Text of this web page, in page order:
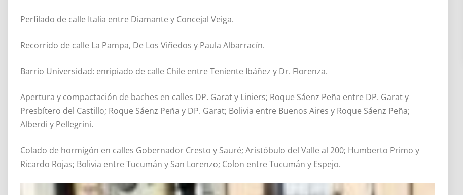
Perfilado de calle Italia entre Diamante y Concejal Veiga.
Recorrido de calle La Pampa, De Los Viñedos y Paula Albarracín.
Barrio Universidad: enripiado de calle Chile entre Teniente Ibáñez y Dr. Florenza.
Apertura y compactación de baches en calles DP. Garat y Liniers; Roque Sáenz Peña entre DP. Garat y
Presbítero del Castillo; Roque Sáenz Peña y DP. Garat; Bolivia entre Buenos Aires y Roque Sáenz Peña;
Alberdi y Pellegrini.
Colado de hormigón en calles Gobernador Cresto y Sauré; Aristóbulo del Valle al 200; Humberto Primo y
Ricardo Rojas; Bolivia entre Tucumán y San Lorenzo; Colon entre Tucumán y Espejo.